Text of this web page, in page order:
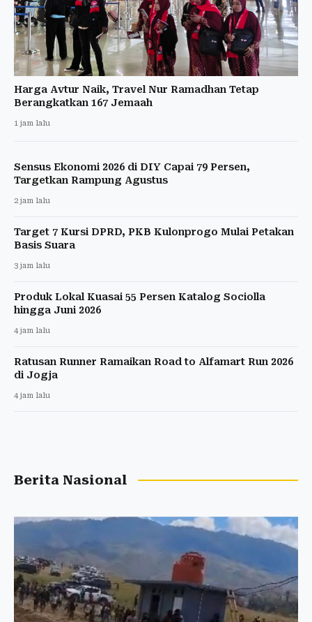
Harga Avtur Naik, Travel Nur Ramadhan Tetap
Berangkatkan 167 Jemaah
1 jam lalu
Sensus Ekonomi 2026 di DIY Capai 79 Persen,
Targetkan Rampung Agustus
2 jam lalu
Target 7 Kursi DPRD, PKB Kulonprogo Mulai Petakan
Basis Suara
3 jam lalu
Produk Lokal Kuasai 55 Persen Katalog Sociolla
hingga Juni 2026
4 jam lalu
Ratusan Runner Ramaikan Road to Alfamart Run 2026
di Jogja
4 jam lalu
Berita Nasional